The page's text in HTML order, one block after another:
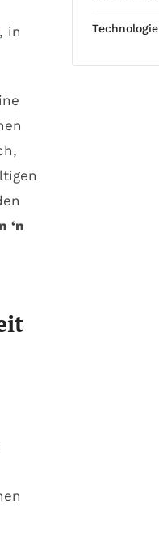
, in
‘n
Technologie